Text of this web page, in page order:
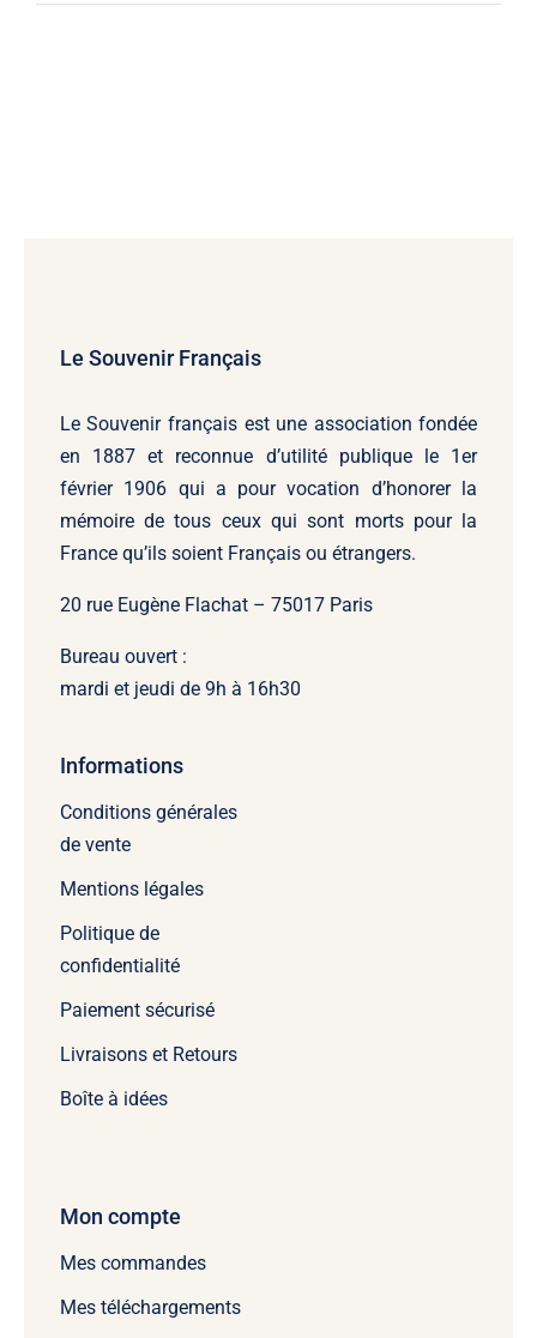
Le Souvenir Français
Le Souvenir français est une association fondée
en 1887 et reconnue d’utilité publique le 1er
février 1906 qui a pour vocation d’honorer la
mémoire de tous ceux qui sont morts pour la
France qu’ils soient Français ou étrangers.
20 rue Eugène Flachat – 75017 Paris
Bureau ouvert :
mardi et jeudi de 9h à 16h30
Informations
Conditions générales
de vente
Mentions légales
Politique de
confidentialité
Paiement sécurisé
Livraisons et Retours
Boîte à idées
Mon compte
Mes commandes
Mes téléchargements